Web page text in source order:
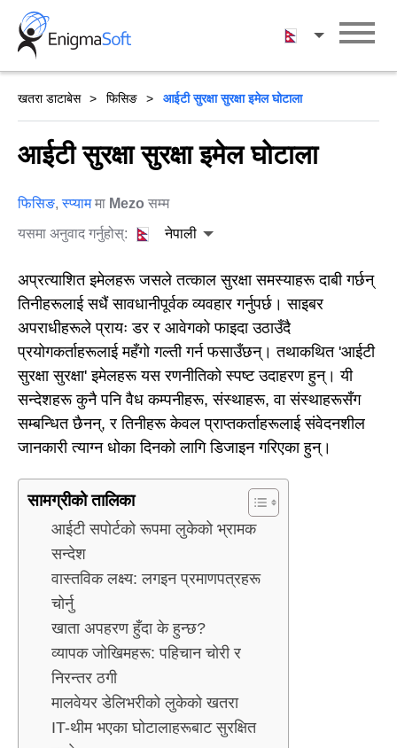
Skip
content
नेपाली
खतरा डाटाबेस फिसिङ आईटी सुरक्षा सुरक्षा इमेल घोटाला
आईटी सुरक्षा सुरक्षा इमेल घोटाला
फिसिङ,स्प्याममा Mezo सम्म
यसमा अनुवाद गर्नुहोस्:
नेपाली
अप्रत्याशित इमेलहरू जसले तत्काल सुरक्षा समस्याहरू दाबी गर्छन्
तिनीहरूलाई सधैं सावधानीपूर्वक व्यवहार गर्नुपर्छ। साइबर
अपराधीहरूले प्रायः डर र आवेगको फाइदा उठाउँदै
प्रयोगकर्ताहरूलाई महँगो गल्ती गर्न फसाउँछन्। तथाकथित 'आईटी
सुरक्षा सुरक्षा' इमेलहरू यस रणनीतिको स्पष्ट उदाहरण हुन्। यी
सन्देशहरू कुनै पनि वैध कम्पनीहरू, संस्थाहरू, वा संस्थाहरूसँग
सम्बन्धित छैनन्, र तिनीहरू केवल प्राप्तकर्ताहरूलाई संवेदनशील
जानकारी त्याग्न धोका दिनको लागि डिजाइन गरिएका हुन्।
सामग्रीको तालिका
आईटी सपोर्टको रूपमा लुकेको भ्रामक
सन्देश
वास्तविक लक्ष्य: लगइन प्रमाणपत्रहरू
चोर्नु
खाता अपहरण हुँदा के हुन्छ?
व्यापक जोखिमहरू: पहिचान चोरी र
निरन्तर ठगी
मालवेयर डेलिभरीको लुकेको खतरा
IT-थीम भएका घोटालाहरूबाट सुरक्षित